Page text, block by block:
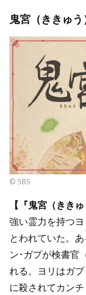
鬼宮（ききゅう
© SBS
【『鬼宮（きき
強い霊力を持つ
とわれていた。
ン･ガプが検書官
れる。ヨリはガ
に殺されてカン